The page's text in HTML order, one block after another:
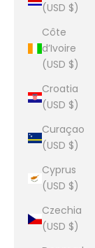
(USD $)
Côte
d’Ivoire
(USD $)
Croatia
(USD $)
Curaçao
(USD $)
Cyprus
(USD $)
Czechia
(USD $)